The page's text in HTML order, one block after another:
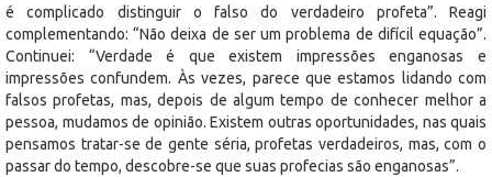
é complicado distinguir o falso do verdadeiro profeta”. Reagi
complementando: “Não deixa de ser um problema de difícil equação”.
Continuei: “Verdade é que existem impressões enganosas e
impressões confundem. Às vezes, parece que estamos lidando com
falsos profetas, mas, depois de algum tempo de conhecer melhor a
pessoa, mudamos de opinião. Existem outras oportunidades, nas quais
pensamos tratar-se de gente séria, profetas verdadeiros, mas, com o
passar do tempo, descobre-se que suas profecias são enganosas”.